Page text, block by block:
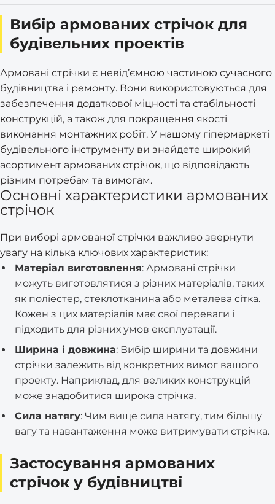
Вибір армованих стрічок для
будівельних проектів
Армовані стрічки є невід’ємною частиною сучасного
будівництва і ремонту. Вони використовуються для
забезпечення додаткової міцності та стабільності
конструкцій, а також для покращення якості
виконання монтажних робіт. У нашому гіпермаркеті
будівельного інструменту ви знайдете широкий
асортимент армованих стрічок, що відповідають
різним потребам та вимогам.
Основні характеристики армованих
стрічок
При виборі армованої стрічки важливо звернути
увагу на кілька ключових характеристик:
Матеріал виготовлення: Армовані стрічки
можуть виготовлятися з різних матеріалів, таких
як поліестер, стеклотканина або металева сітка.
Кожен з цих матеріалів має свої переваги і
підходить для різних умов експлуатації.
Ширина і довжина: Вибір ширини та довжини
стрічки залежить від конкретних вимог вашого
проекту. Наприклад, для великих конструкцій
може знадобитися широка стрічка.
Сила натягу: Чим вище сила натягу, тим більшу
вагу та навантаження може витримувати стрічка.
Застосування армованих
стрічок у будівництві